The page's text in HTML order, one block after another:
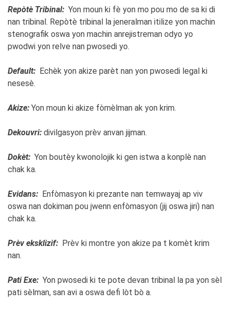
Repòtè Tribinal: Yon moun ki fè yon mo pou mo de sa ki di
nan tribinal. Repòtè tribinal la jeneralman itilize yon machin
stenografik oswa yon machin anrejistreman odyo yo
pwodwi yon relve nan pwosedi yo.
Default: Echèk yon akize parèt nan yon pwosedi legal ki
nesesè.
Akize: Yon moun ki akize fòmèlman ak yon krim.
Dekouvri: divilgasyon prèv anvan jijman.
Dokèt: Yon boutèy kwonolojik ki gen istwa a konplè nan
chak ka.
Evidans: Enfòmasyon ki prezante nan temwayaj ap viv
oswa nan dokiman pou jwenn enfòmasyon (jij oswa jiri) nan
chak ka.
Prèv eksklizif: Prèv ki montre yon akize pa t komèt krim
nan.
Pati Exe: Yon pwosedi ki te pote devan tribinal la pa yon sèl
pati sèlman, san avi a oswa defi lòt bò a.